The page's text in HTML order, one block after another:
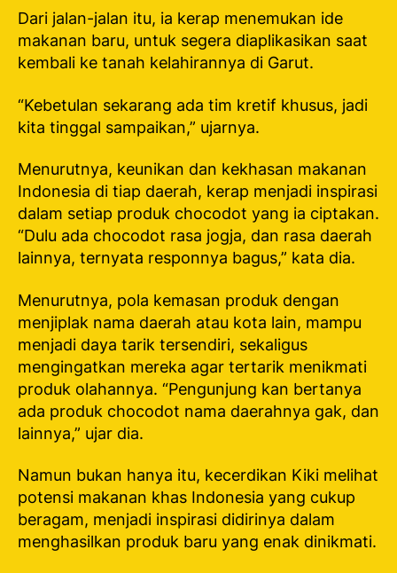
Dari jalan-jalan itu, ia kerap menemukan ide
makanan baru, untuk segera diaplikasikan saat
kembali ke tanah kelahirannya di Garut.
“Kebetulan sekarang ada tim kretif khusus, jadi
kita tinggal sampaikan,” ujarnya.
Menurutnya, keunikan dan kekhasan makanan
Indonesia di tiap daerah, kerap menjadi inspirasi
dalam setiap produk chocodot yang ia ciptakan.
“Dulu ada chocodot rasa jogja, dan rasa daerah
lainnya, ternyata responnya bagus,” kata dia.
Menurutnya, pola kemasan produk dengan
menjiplak nama daerah atau kota lain, mampu
menjadi daya tarik tersendiri, sekaligus
mengingatkan mereka agar tertarik menikmati
produk olahannya. “Pengunjung kan bertanya
ada produk chocodot nama daerahnya gak, dan
lainnya,” ujar dia.
Namun bukan hanya itu, kecerdikan Kiki melihat
potensi makanan khas Indonesia yang cukup
beragam, menjadi inspirasi didirinya dalam
menghasilkan produk baru yang enak dinikmati.